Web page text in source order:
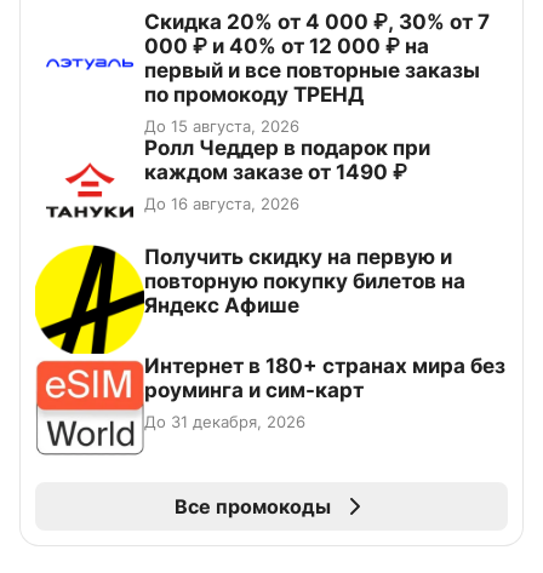
Скидка 20% от 4 000 ₽, 30% от 7
000 ₽ и 40% от 12 000 ₽ на
первый и все повторные заказы
по промокоду ТРЕНД
До 15 августа, 2026
Ролл Чеддер в подарок при
каждом заказе от 1490 ₽
До 16 августа, 2026
Получить скидку на первую и
повторную покупку билетов на
Яндекс Афише
Интернет в 180+ странах мира без
роуминга и сим-карт
До 31 декабря, 2026
Все промокоды